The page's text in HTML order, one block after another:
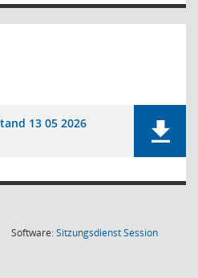
13 05 2026
Software:SitzungsdienstSession(Wird in